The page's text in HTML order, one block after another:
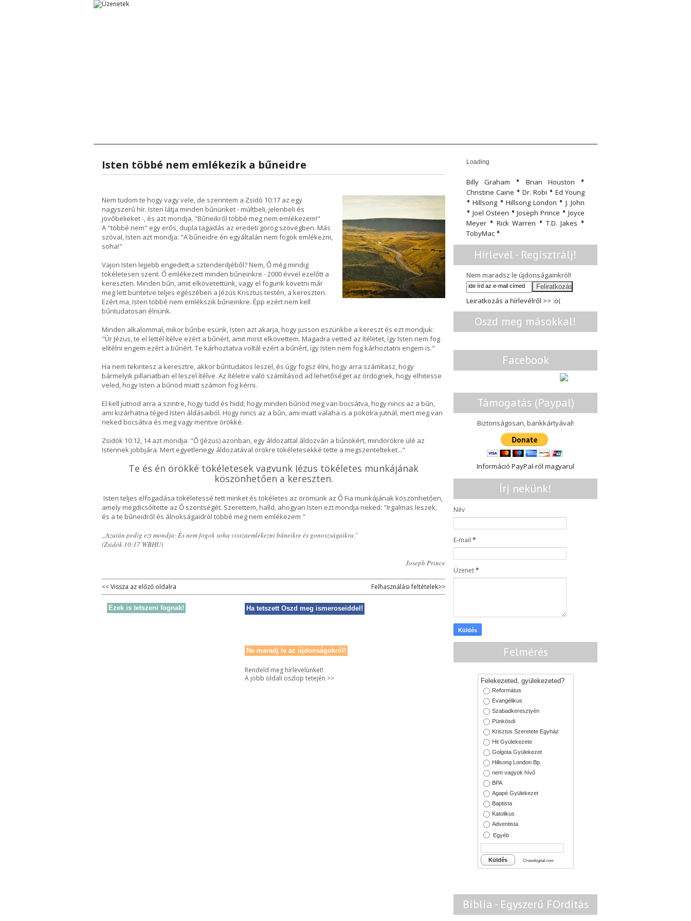
Isten többé nem emlékezik a bűneidre
Nem tudom te hogy vagy vele, de szerintem a Zsidó 10:17 az egy
nagyszerű hír. Isten látja minden bűnünket - múltbeli, jelenbeli és
jövőbelieket -, és azt mondja, "Bűneikről többé meg nem emlékezem!"
A "többé nem" egy erős, dupla tagadás az eredeti görög szövegben. Más
szóval, Isten azt mondja: "A bűneidre én egyáltalán nem fogok emlékezni,
soha!"
Vajon Isten lejjebb engedett a sztenderdjéből? Nem, Ő még mindig
tökéletesen szent. Ő emlékezett minden bűneinkre - 2000 évvel ezelőtt a
kereszten. Minden bűn, amit elkövetettünk, vagy el fogunk követni már
meg lett büntetve teljes egészében a Jézus Krisztus testén, a kereszten.
Ezért ma, Isten többé nem emlékszik bűneinkre. Épp ezért nem kell
bűntudatosan élnünk.
Minden alkalommal, mikor bűnbe esünk, Isten azt akarja, hogy jusson eszünkbe a kereszt és ezt mondjuk:
"Úr Jézus, te el lettél ítélve ezért a bűnért, amit most elkövettem. Magadra vetted az ítéletet, így Isten nem fog
elítélni engem ezért a bűnért. Te kárhoztatva voltál ezért a bűnért, így Isten nem fog kárhoztatni engem is."
Ha nem tekintesz a keresztre, akkor bűntudatos leszel, és úgy fogsz élni, hogy arra számítasz, hogy
bármelyik pillanatban el leszel ítélve. Az ítéletre való számításod ad lehetőséget az ördögnek, hogy elhitesse
veled, hogy Isten a bűnöd miatt számon fog kérni.
El kell jutnod arra a szintre, hogy tudd és hidd, hogy minden bűnöd meg van bocsátva, hogy nincs az a bűn,
ami kizárhatna téged Isten áldásaiból. Hogy nincs az a bűn, ami miatt valaha is a pokolra jutnál, mert meg van
neked bocsátva és meg vagy mentve örökké.
Zsidók 10:12, 14 azt mondja: "Ő (Jézus) azonban, egy áldozattal áldozván a bűnökért, mindörökre ülé az
Istennek jobbjára. Mert egyetlenegy áldozatával örökre tökéletesekké tette a megszentelteket..."
Te és én örökké tökéletesek vagyunk Jézus tökéletes munkájának
köszönhetően a kereszten.
Isten teljes elfogadása tökéletessé tett minket és tökéletes az örömünk az Ő Fia munkájának köszönhetően,
amely megdicsőítette az Ő szentségét. Szerettem, halld, ahogyan Isten ezt mondja neked: "Irgalmas leszek,
és a te bűneidről és álnokságaidról többé meg nem emlékezem "
„Azután pedig ezt mondja: És nem fogok soha visszaemlékezni bűneikre és gonoszságaikra.”
(Zsidók 10:17 WBHU)
Joseph Prince
<< Vissza az előző oldalra Felhasználási feltételek>>
Ezek is tetszeni fognak! Ha tetszett Oszd meg ismeroseiddel!
Ne maradj le az újdonságokról!
Rendeld meg hírlevelünket!
A jobb oldali oszlop tetején >>
Loading
Billy Graham • Brian Houston •
Christine Caine • Dr. Robi • Ed Young
• Hillsong • Hillsong London • J. John
• Joel Osteen • Joseph Prince • Joyce
Meyer • Rick Warren • T.D. Jakes •
TobyMac •
Hírlevél - Regisztrálj!
Nem maradsz le újdonságainkról!
Leiratkozás a hírlevélről >> :o(
Oszd meg másokkal!
Facebook
Támogatás (Paypal)
Biztonságosan, bankkártyával!
Információ PayPal-ról magyarul
Írj nekünk!
Név
E-mail *
Üzenet*
Felmérés
Felekezeted, gyülekezeted?
Református
Evangélikus
Szabadkeresztyén
Pünkösdi
Krisztus Szeretete Egyház
Hit Gyülekezete
Golgota Gyülekezet
Hillsong London Bp.
nem vagyok hívő
BPA
Agapé Gyülekezet
Baptista
Katolikus
Adventista
Egyéb
Küldés Crowdsignal.com
Biblia - Egyszerű FOrdítás